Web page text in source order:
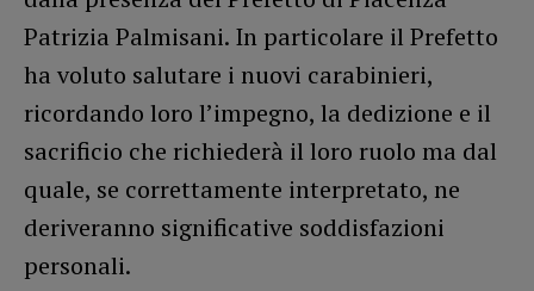
Patrizia Palmisani. In particolare il Prefetto
ha voluto salutare i nuovi carabinieri,
ricordando loro l’impegno, la dedizione e il
sacrificio che richiederà il loro ruolo ma dal
quale, se correttamente interpretato, ne
deriveranno significative soddisfazioni
personali.